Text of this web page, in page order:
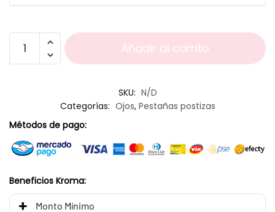
Añadir al carrito
SKU: N/D
Categorías: Ojos, Pestañas postizas
Métodos de pago:
Beneficios Kroma:
Monto Mínimo